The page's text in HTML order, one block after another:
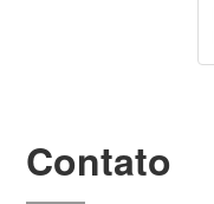
Contato